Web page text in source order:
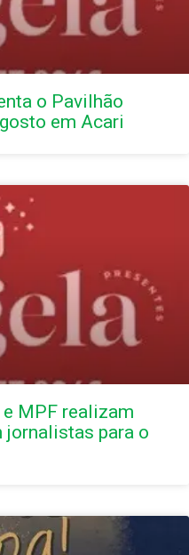
o Pavilhão
em Acari
MPF realizam
jornalistas para o